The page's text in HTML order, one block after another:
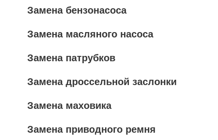
Замена бензонасоса
Замена масляного насоса
Замена патрубков
Замена дроссельной заслонки
Замена маховика
Замена приводного ремня